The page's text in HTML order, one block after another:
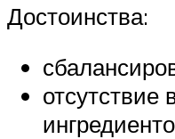
Достоинства:
отсутствие